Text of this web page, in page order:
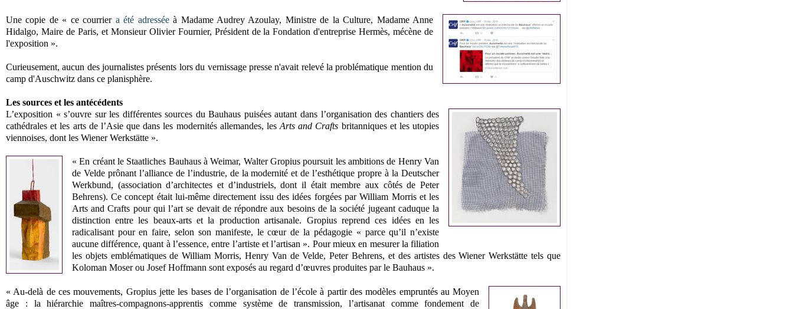
Une copie de « ce courrier a été adresséeà Madame Audrey Azoulay, Ministre de la Culture, Madame Anne
Hidalgo, Maire de Paris, et Monsieur Olivier Fournier, Président de la Fondation d'entreprise Hermès, mécène de
l'exposition ».
Curieusement, aucun des journalistes présents lors du vernissage presse n'avait relevé la problématique mention du
camp d'Auschwitz dans ce planisphère.
Les sources et les antécédents
L’exposition « s’ouvre sur les différentes sources du Bauhaus puisées autant dans l’organisation des chantiers des
cathédrales et les arts de l’Asie que dans les modernités allemandes, lesArts and Crafts britanniques et les utopies
viennoises, dont les Wiener Werkstätte ».
« En créant le Staatliches Bauhaus à Weimar, Walter Gropius poursuit les ambitions de Henry Van
de Velde prônant l’alliance de l’industrie, de la modernité et de l’esthétique propre à la Deutscher
Werkbund, (association d’architectes et d’industriels, dont il était membre aux côtés de Peter
Behrens). Ce concept était lui-même directement issu des idées forgées par William Morris et les
Arts and Crafts pour qui l’art se devait de répondre aux besoins de la société jugeant caduque la
distinction entre les beaux-arts et la production artisanale. Gropius reprend ces idées en les
radicalisant pour en faire, selon son manifeste, le cœur de la pédagogie « parce qu’il n’existe
aucune différence, quant à l’essence, entre l’artiste et l’artisan ». Pour mieux en mesurer la filiation
les objets emblématiques de William Morris, Henry Van de Velde, Peter Behrens, et des artistes des Wiener Werkstätte tels que
Koloman Moser ou Josef Hoffmann sont exposés au regard d’œuvres produites par le Bauhaus ».
« Au-delà de ces mouvements, Gropius jette les bases de l’organisation de l’école à partir des modèles empruntés au Moyen
âge : la hiérarchie maîtres-compagnons-apprentis comme système de transmission, l’artisanat comme fondement de